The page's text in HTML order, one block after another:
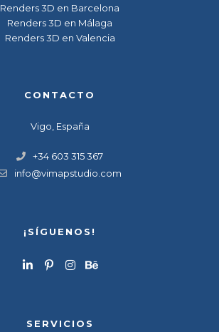
Renders 3D en Barcelona
Renders 3D en Málaga
Renders 3D en Valencia
CONTACTO
Vigo, España
+34 603 315 367
info@vimapstudio.com
¡SÍGUENOS!
SERVICIOS